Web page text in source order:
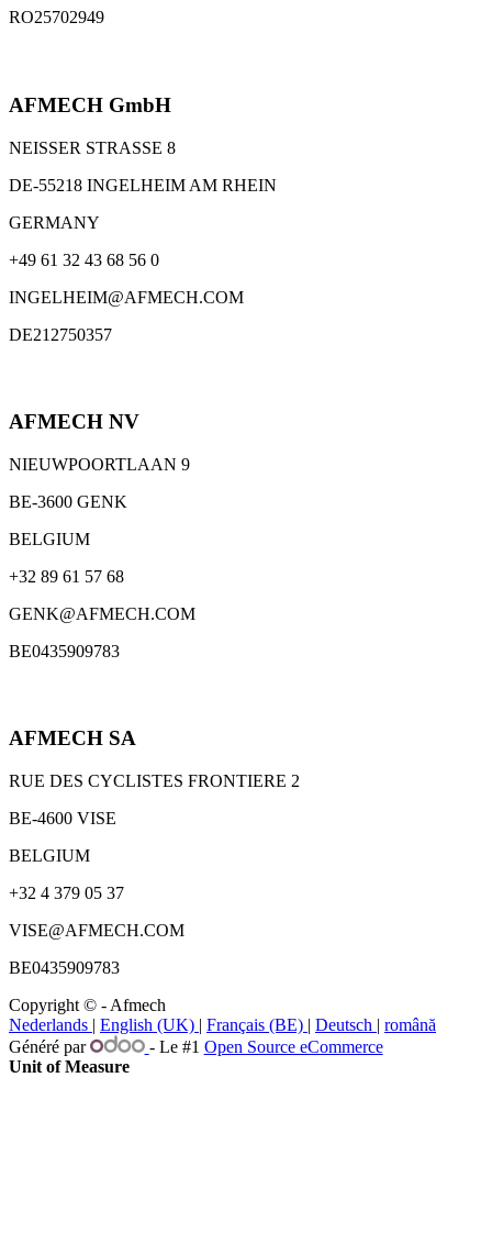
RO25702949
AFMECH GmbH
NEISSER STRASSE 8
DE-55218 INGELHEIM AM RHEIN
GERMANY
+49 61 32 43 68 56 0
INGELHEIM@AFMECH.COM
DE212750357
AFMECH NV
NIEUWPOORTLAAN 9
BE-3600 GENK
BELGIUM
+32 89 61 57 68
GENK@AFMECH.COM
BE0435909783
AFMECH SA
RUE DES CYCLISTES FRONTIERE 2
BE-4600 VISE
BELGIUM
+32 4 379 05 37
VISE@AFMECH.COM
BE0435909783
Copyright © - Afmech
Nederlands | English (UK) | Français (BE) | Deutsch | română
Généré par
- Le #1 Open Source eCommerce
Unit of Measure